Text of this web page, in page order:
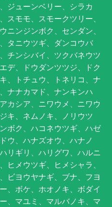
ジューンベリー、シラカ
スモモ、スモークツリー、
ニンジンボク、センダン、
タニウツギ、ダンコウバ
チンシバイ、ツクバネウツ
デ、ドウダンツツジ、ドク
、トチュウ、トネリコ、ナ
ナナカマド、ナンキンハ
カシア、ニワウメ、ニワウ
キ、ネムノキ、ノリウツ
ボク、ハコネウツギ、ハゼ
ウ、ハナズオウ、ハナノ
リギリ、ハリグワ、ハルニ
ヒメウツギ、ヒメシャラ、
ビヨウヤナギ、ブナ、フヨ
、ボケ、ホオノキ、ボダイ
、マユミ、マルバノキ、マ